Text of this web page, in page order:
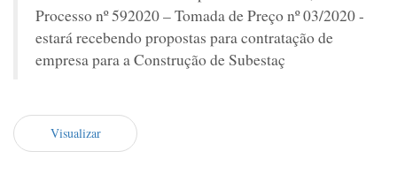
Processo nº 592020 – Tomada de Preço nº 03/2020 -
estará recebendo propostas para contratação de
empresa para a Construção de Subestaç
Visualizar